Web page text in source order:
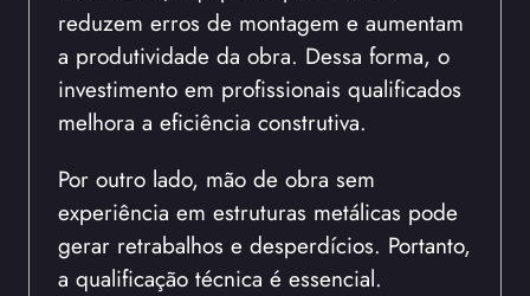
reduzem erros de montagem e aumentam
a produtividade da obra. Dessa forma, o
investimento em profissionais qualificados
melhora a eficiência construtiva.
Por outro lado, mão de obra sem
experiência em estruturas metálicas pode
gerar retrabalhos e desperdícios. Portanto,
a qualificação técnica é essencial.